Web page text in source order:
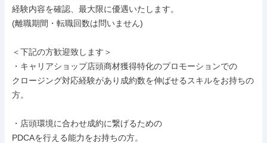
経験内容を確認、最大限に優遇いたします。
(離職期間・転職回数は問いません)
＜下記の方歓迎致します＞
・キャリアショップ店頭商材獲得特化のプロモーションでの
クロージング対応経験があり成約数を伸ばせるスキルをお持ちの
方。
・店頭環境に合わせ成約に繋げるための
PDCAを行える能力をお持ちの方。